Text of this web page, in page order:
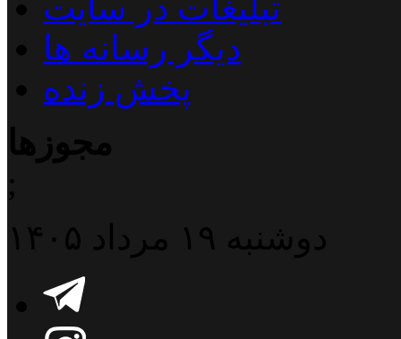
دیگر رسانه ها
پخش زنده
مجوزها
;
دوشنبه ۱۹ مرداد ۱۴۰۵